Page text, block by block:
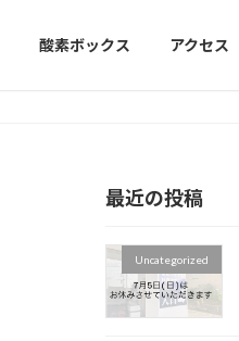
酸素ボックス アクセス
最近の投稿
Uncategorized